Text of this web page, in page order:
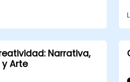
Narrativa,
y Arte